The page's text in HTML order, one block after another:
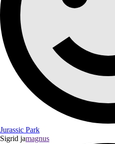
Jurassic Park
Sigrid jamagnus